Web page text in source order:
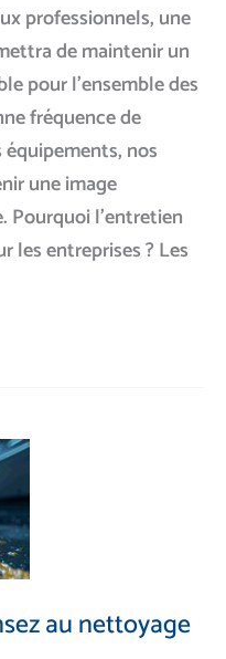
professionnels, une
de maintenir un
pour l’ensemble des
fréquence de
nos
une image
Pourquoi l’entretien
les entreprises ? Les
au nettoyage